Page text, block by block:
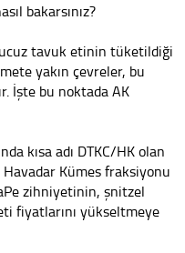
bakarsınız?
tavuk etinin tüketildiği
yakın çevreler, bu
İşte bu noktada AK
kısa adı DTKC/HK olan
Kümes fraksiyonu
zihniyetinin, şnitzel
fiyatlarını yükseltmeye